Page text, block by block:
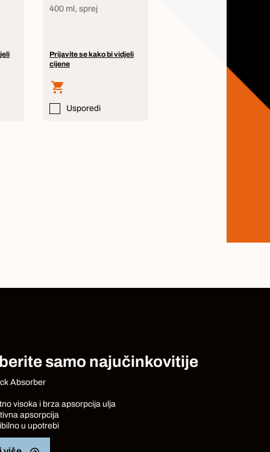
400 ml, sprej
Prijavite se kako bi vidjeli
cijene
Usporedi
samo najučinkovitije
Absorber
visoka i brza apsorpcija ulja
apsorpcija
u upotrebi